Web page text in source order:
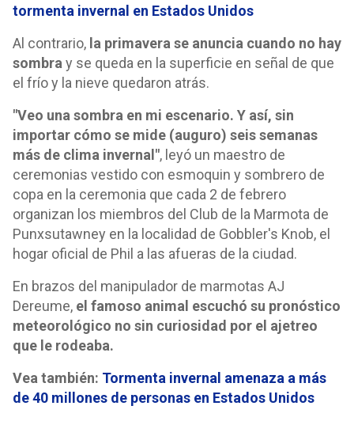
tormenta invernal en Estados Unidos
Al contrario, la primavera se anuncia cuando no hay
sombra y se queda en la superficie en señal de que
el frío y la nieve quedaron atrás.
"Veo una sombra en mi escenario. Y así, sin
importar cómo se mide (auguro) seis semanas
más de clima invernal", leyó un maestro de
ceremonias vestido con esmoquin y sombrero de
copa en la ceremonia que cada 2 de febrero
organizan los miembros del Club de la Marmota de
Punxsutawney en la localidad de Gobbler's Knob, el
hogar oficial de Phil a las afueras de la ciudad.
En brazos del manipulador de marmotas AJ
Dereume, el famoso animal escuchó su pronóstico
meteorológico no sin curiosidad por el ajetreo
que le rodeaba.
Vea también: Tormenta invernal amenaza a más
de 40 millones de personas en Estados Unidos